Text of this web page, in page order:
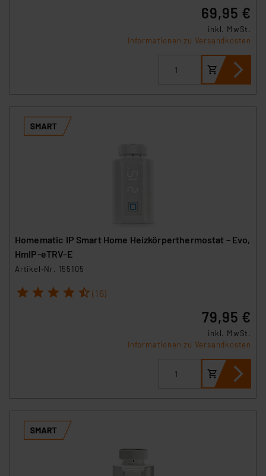
69,95 €
inkl. MwSt.
Informationen zu Versandkosten
Homematic IP Smart Home Heizkörperthermostat – Evo,
HmIP-eTRV-E
Artikel-Nr. 155105
1 2 3 4 5 (16)
79,95 €
inkl. MwSt.
Informationen zu Versandkosten